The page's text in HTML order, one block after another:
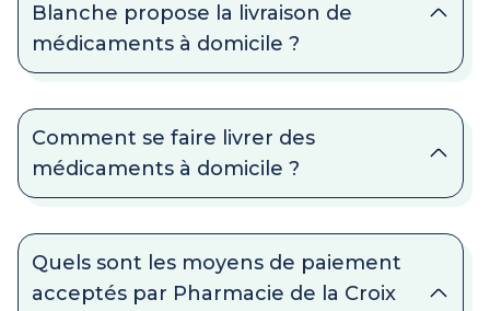
Blanche propose la livraison de
médicaments à domicile ?
Comment se faire livrer des
médicaments à domicile ?
Quels sont les moyens de paiement
acceptés par Pharmacie de la Croix